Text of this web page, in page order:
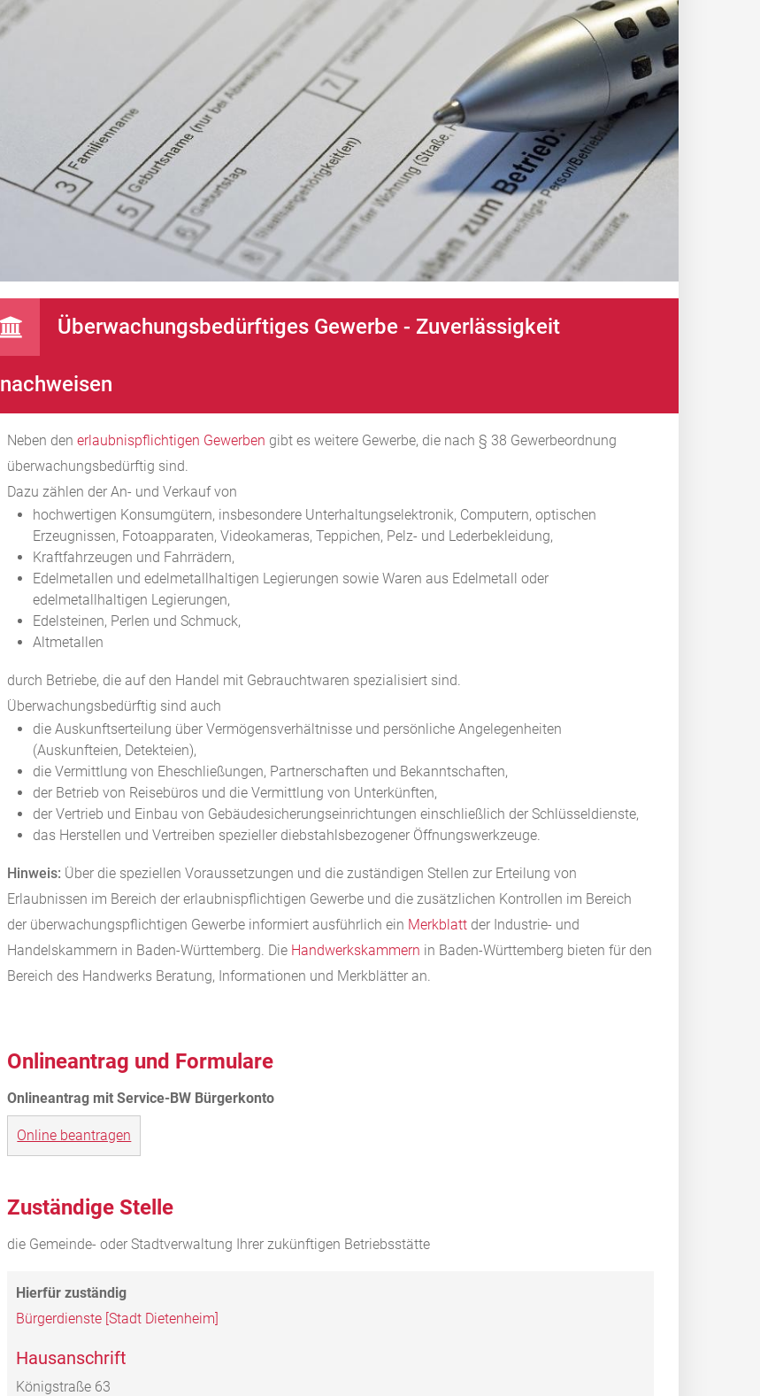
Überwachungsbedürftiges Gewerbe - Zuverlässigkeit
nachweisen
Neben denerlaubnispflichtigen Gewerben gibt es weitere Gewerbe, die nach § 38 Gewerbeordnung
überwachungsbedürftig sind.
Dazu zählen der An- und Verkauf von
hochwertigen Konsumgütern, insbesondere Unterhaltungselektronik, Computern, optischen
Erzeugnissen, Fotoapparaten, Videokameras, Teppichen, Pelz- und Lederbekleidung,
Kraftfahrzeugen und Fahrrädern,
Edelmetallen und edelmetallhaltigen Legierungen sowie Waren aus Edelmetall oder
edelmetallhaltigen Legierungen,
Edelsteinen, Perlen und Schmuck,
Altmetallen
durch Betriebe, die auf den Handel mit Gebrauchtwaren spezialisiert sind.
Überwachungsbedürftig sind auch
die Auskunftserteilung über Vermögensverhältnisse und persönliche Angelegenheiten
(Auskunfteien, Detekteien),
die Vermittlung von Eheschließungen, Partnerschaften und Bekanntschaften,
der Betrieb von Reisebüros und die Vermittlung von Unterkünften,
der Vertrieb und Einbau von Gebäudesicherungseinrichtungen einschließlich der Schlüsseldienste,
das Herstellen und Vertreiben spezieller diebstahlsbezogener Öffnungswerkzeuge.
Hinweis: Über die speziellen Voraussetzungen und die zuständigen Stellen zur Erteilung von
Erlaubnissen im Bereich der erlaubnispflichtigen Gewerbe und die zusätzlichen Kontrollen im Bereich
der überwachungspflichtigen Gewerbe informiert ausführlich ein Merkblatt der Industrie- und
Handelskammern in Baden-Württemberg. Die Handwerkskammern in Baden-Württemberg bieten für den
Bereich des Handwerks Beratung, Informationen und Merkblätter an.
Onlineantrag und Formulare
Online beantragen
Zuständige Stelle
die Gemeinde- oder Stadtverwaltung Ihrer zukünftigen Betriebsstätte
Bürgerdienste [Stadt Dietenheim]
Hausanschrift
Königstraße 63